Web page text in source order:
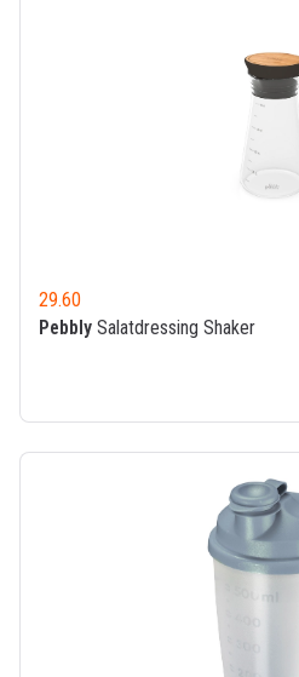
29.60
Pebbly Salatdressing Shaker